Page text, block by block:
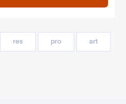
res pro art